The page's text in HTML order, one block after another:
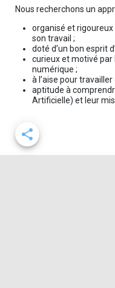
Nous recherchons un
organisé et
son travail ;
doté d’un bon esprit
curieux et motivé
numérique ;
à l’aise pour
aptitude à
Artificielle) et leur
share